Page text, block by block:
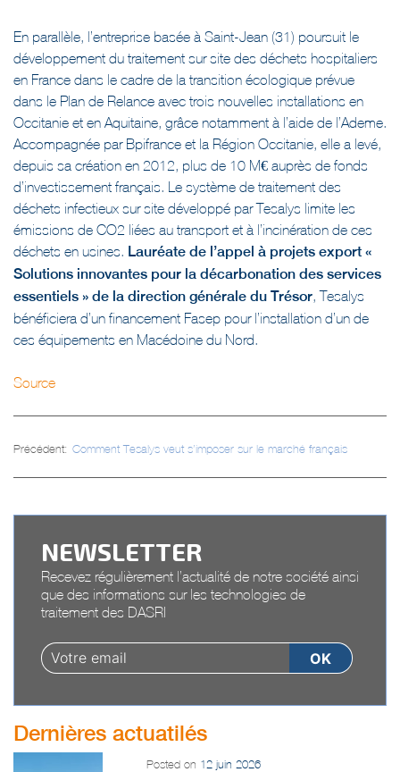
En parallèle, l’entreprise basée à Saint-Jean (31) poursuit le
développement du traitement sur site des déchets hospitaliers
en France dans le cadre de la transition écologique prévue
dans le Plan de Relance avec trois nouvelles installations en
Occitanie et en Aquitaine, grâce notamment à l’aide de l’Ademe.
Accompagnée par Bpifrance et la Région Occitanie, elle a levé,
depuis sa création en 2012, plus de 10 M€ auprès de fonds
d’investissement français. Le système de traitement des
déchets infectieux sur site développé par Tesalys limite les
émissions de CO2 liées au transport et à l’incinération de ces
déchets en usines. Lauréate de l’appel à projets export «
Solutions innovantes pour la décarbonation des services
essentiels » de la direction générale du Trésor, Tesalys
bénéficiera d’un financement Fasep pour l’installation d’un de
ces équipements en Macédoine du Nord.
Source
Précédent: Comment Tesalys veut s’imposer sur le marché français
NEWSLETTER
Recevez régulièrement l’actualité de notre société ainsi
que des informations sur les technologies de
traitement des DASRI
Dernières actuatilés
Posted on 12 juin 2026